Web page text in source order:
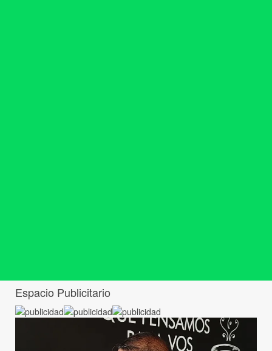
Espacio Publicitario